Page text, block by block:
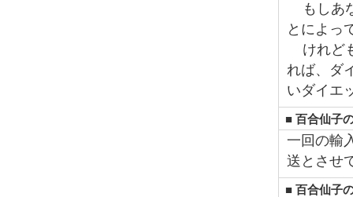
もしあ
とによっ
けれど
れば、ダ
いダイエ
■ 百合仙子
一回の輸
送とさせ
■ 百合仙子